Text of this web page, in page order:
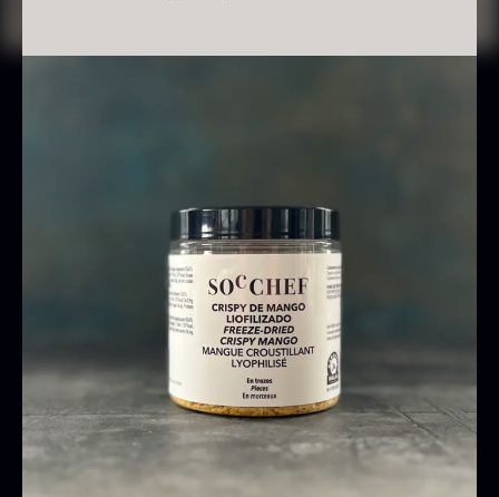
Oscietra - CAVIAR HOUSE
Baerii CAVIAR HOUSE
Fra 275,00 kr.
På lager
Tørret Classic Morkler
Fra84,00 kr.
På lager